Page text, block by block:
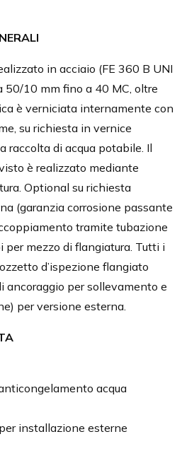
in acciaio (FE 360 B UNI
50/10 mm fino a 40 MC, oltre
è verniciata internamente con
su richiesta in vernice
raccolta di acqua potabile. Il
è realizzato mediante
Optional su richiesta
(garanzia corrosione passante
tramite tubazione
per mezzo di flangiatura. Tutti i
d’ispezione flangiato
ancoraggio per sollevamento e
per versione esterna.
acqua
installazione esterne